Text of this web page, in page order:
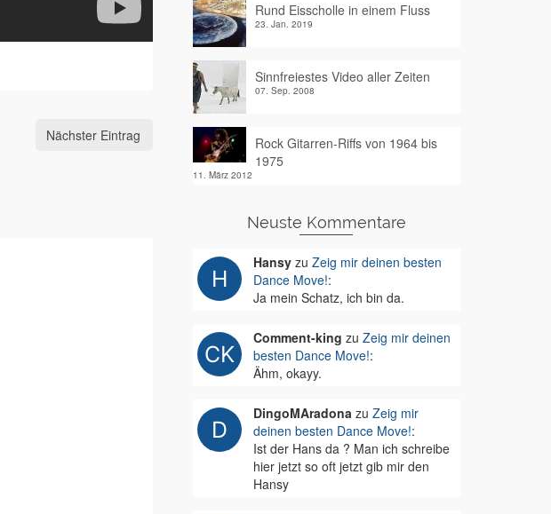
Nächster Eintrag
Rund Eisscholle in einem Fluss
23. Jan. 2019
Sinnfreiestes Video aller Zeiten
07. Sep. 2008
Rock Gitarren-Riffs von 1964 bis
1975
11. März 2012
Neuste Kommentare
Hansyzu Zeig mir deinen besten
Dance Move!:
Ja mein Schatz, ich bin da.
Comment-king zu Zeig mir deinen
besten Dance Move!:
Ähm, okayy.
DingoMAradonazu Zeig mir
deinen besten Dance Move!:
Ist der Hans da ? Man ich schreibe
hier jetzt so oft jetzt gib mir den
Hansy